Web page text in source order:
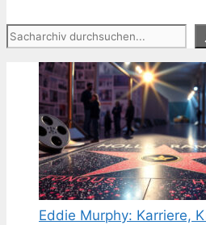
Suchen
Eddie Murphy: Karriere,